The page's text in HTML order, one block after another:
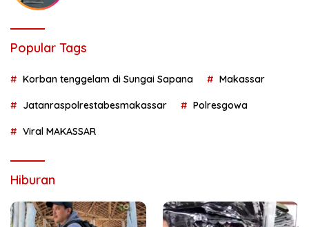
Popular Tags
Korban tenggelam di Sungai Sapana Makassar
Jatanraspolrestabesmakassar Polresgowa
Viral MAKASSAR
Hiburan